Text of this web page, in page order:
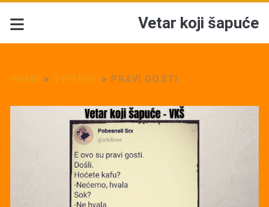
Vetar koji šapuće
> > PRAVI GOSTI